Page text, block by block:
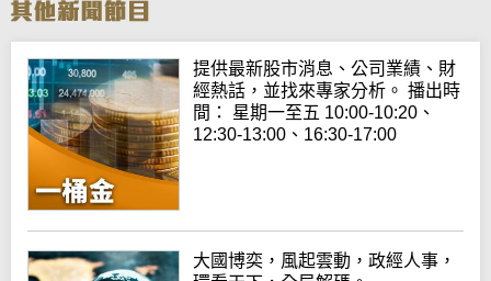
提供最新股市消息、公司業績、財
經熱話，並找來專家分析。 播出時
間： 星期一至五 10:00-10:20、
12:30-13:00、16:30-17:00
大國博奕，風起雲動，政經人事，